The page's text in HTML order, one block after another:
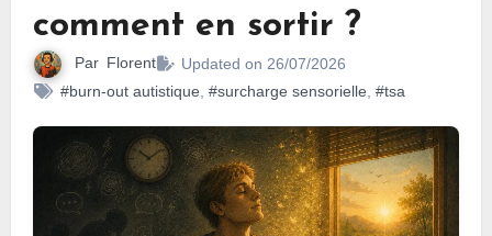
comment en sortir ?
Par Florent
Updated on 26/07/2026
#burn-out autistique #surcharge sensorielle #tsa